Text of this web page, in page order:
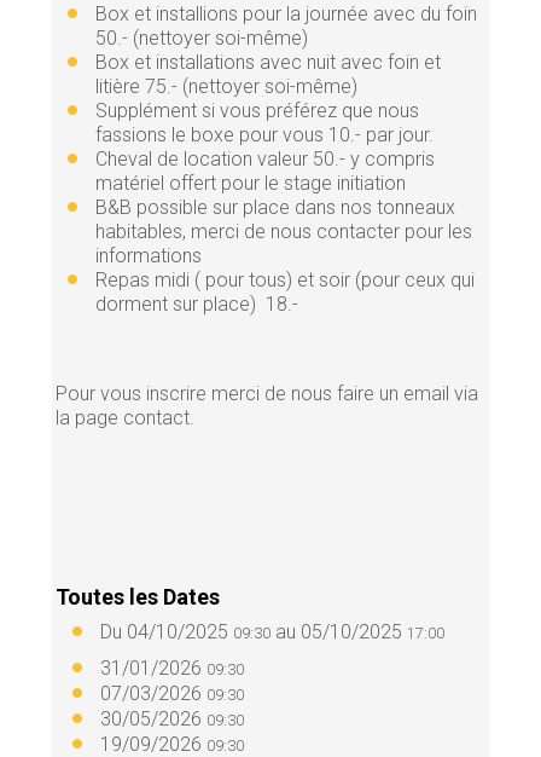
Box et installions pour la journée avec du foin
50.- (nettoyer soi-même)
Box et installations avec nuit avec foin et
litière 75.- (nettoyer soi-même)
Supplément si vous préférez que nous
fassions le boxe pour vous 10.- par jour.
Cheval de location valeur 50.- y compris
matériel offert pour le stage initiation
B&B possible sur place dans nos tonneaux
habitables, merci de nous contacter pour les
informations
Repas midi ( pour tous) et soir (pour ceux qui
dorment sur place) 18.-
Pour vous inscrire merci de nous faire un email via
la page contact.
Toutes les Dates
Du 04/10/2025 09:30 au 05/10/2025 17:00
31/01/2026 09:30
07/03/2026 09:30
30/05/2026 09:30
19/09/2026 09:30